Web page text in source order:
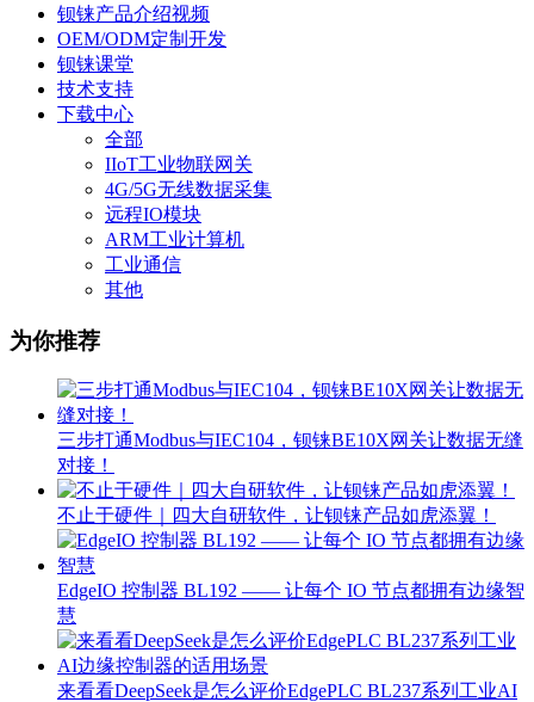
钡铼产品介绍视频
OEM/ODM定制开发
钡铼课堂
技术支持
下载中心
全部
IIoT工业物联网关
4G/5G无线数据采集
远程IO模块
ARM工业计算机
工业通信
其他
为你推荐
三步打通Modbus与IEC104，钡铼BE10X网关让数据无缝
对接！
不止于硬件｜四大自研软件，让钡铼产品如虎添翼！
EdgeIO 控制器 BL192 —— 让每个 IO 节点都拥有边缘智
慧
来看看DeepSeek是怎么评价EdgePLC BL237系列工业AI